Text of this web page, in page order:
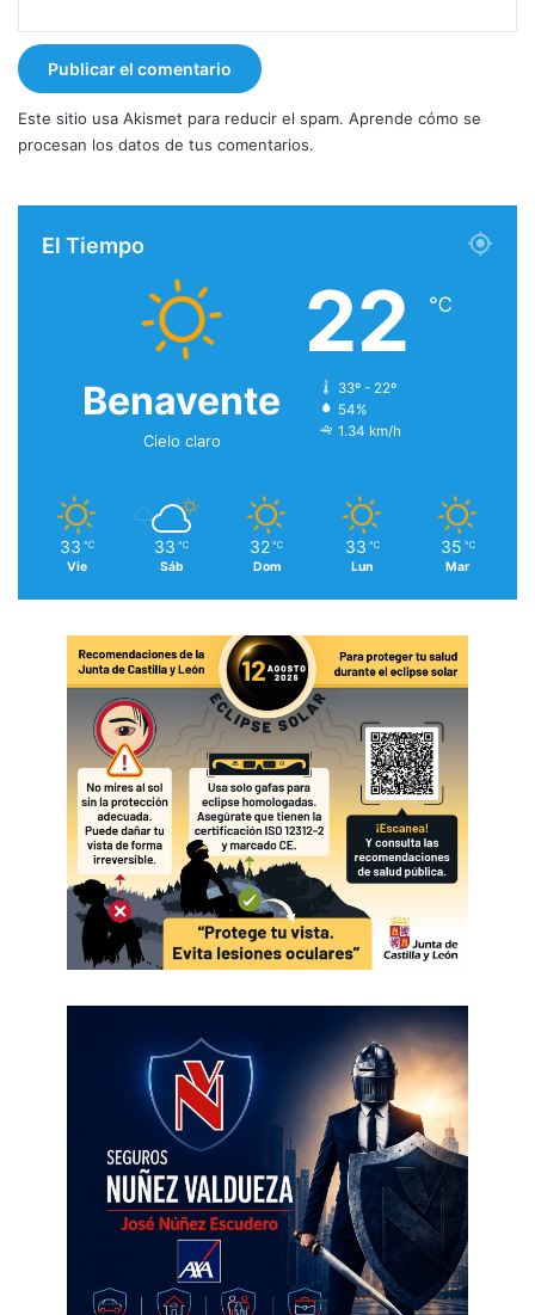
Este sitio usa Akismet para reducir el spam. Aprende cómo se
procesan los datos de tus comentarios.
El Tiempo
Benavente
Cielo claro
22 ℃
33º - 22º
54%
1.34 km/h
33 ℃
Vie
33 ℃
Sáb
32 ℃
Dom
33 ℃
Lun
35 ℃
Mar